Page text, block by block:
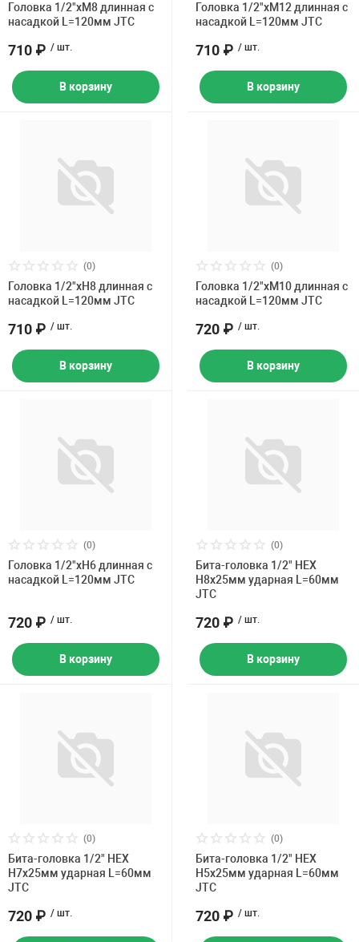
Головка 1/2"хM8 длинная с
насадкой L=120мм JTC
710 ₽ / шт.
В корзину
Головка 1/2"хM12 длинная с
насадкой L=120мм JTC
710 ₽ / шт.
В корзину
(0)
Головка 1/2"хH8 длинная с
насадкой L=120мм JTC
710 ₽ / шт.
В корзину
(0)
Головка 1/2"хM10 длинная с
насадкой L=120мм JTC
720 ₽ / шт.
В корзину
(0)
Головка 1/2"хH6 длинная с
насадкой L=120мм JTC
720 ₽ / шт.
В корзину
(0)
Бита-головка 1/2" HEX
H8х25мм ударная L=60мм
JTC
720 ₽ / шт.
В корзину
(0)
Бита-головка 1/2" HEX
H7х25мм ударная L=60мм
JTC
720 ₽ / шт.
(0)
Бита-головка 1/2" HEX
H5х25мм ударная L=60мм
JTC
720 ₽ / шт.